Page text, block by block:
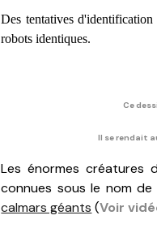
Des tentatives d'identification
robots identiques.
Ce
Il se rendait
Les énormes créatures
connues sous le nom
calmars géants (Voir